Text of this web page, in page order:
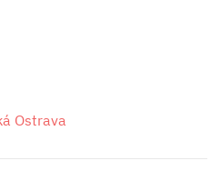
Ostrava